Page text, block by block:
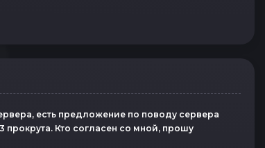
есть предложение по поводу сервера
прокрута. Кто согласен со мной, прошу